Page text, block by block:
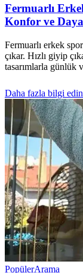
Fermuarlı
Konfor ve
Fermuarlı erkek
çıkar. Hızlı giyip
tasarımlarla günlük
Daha fazla bilgi
PopülerArama